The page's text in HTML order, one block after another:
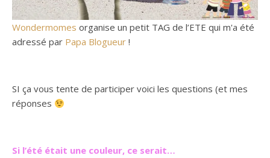
Wondermomes organise un petit TAG de l’ETE qui m'a été
adressé par Papa Blogueur !
SI ça vous tente de participer voici les questions (et mes
réponses
Si l’été était une couleur, ce serait…